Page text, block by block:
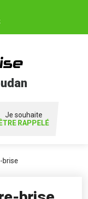
Je souhaite
ÊTRE RAPPELÉ
brise